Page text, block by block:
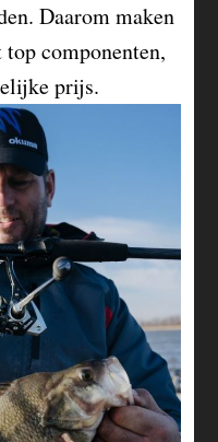
Daarom maken
componenten,
prijs.